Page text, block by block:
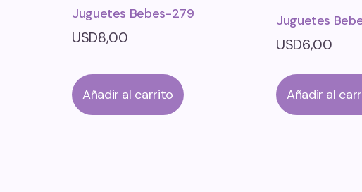
Juguetes Bebes-279
USD8,00
Añadir al carrito
Juguetes
USD6,00
Añadir al